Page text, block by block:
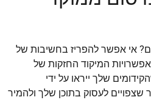
אי אפשר להפריז בחשיבות של
המיקוד החזקות של
שלך ייראו על ידי
שצפויים לעסוק בתוכן שלך ולהמיר